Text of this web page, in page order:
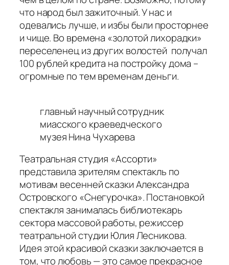
что народ был зажиточный. У нас и
одевались лучше, и избы были просторнее
и чище. Во времена «золотой лихорадки»
переселенец из других волостей получал
100 рублей кредита на постройку дома –
огромные по тем временам деньги.
главный научный сотрудник
миасского краеведческого
музея Нина Чухарева
Театральная студия «Ассорти»
представила зрителям спектакль по
мотивам весенней сказки Александра
Островского «Снегурочка». Постановкой
спектакля занималась библиотекарь
сектора массовой работы, режиссер
театральной студии Юлия Лесникова.
Идея этой красивой сказки заключается в
том, что любовь — это самое прекрасное